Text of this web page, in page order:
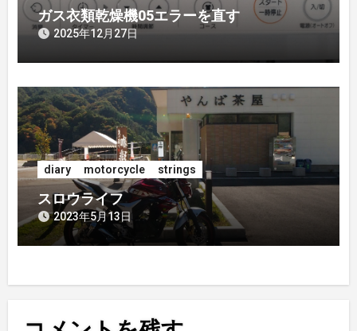
ガス衣類乾燥機05エラーを直す
2025年12月27日
diary motorcycle strings
スロウライフ
2023年5月13日